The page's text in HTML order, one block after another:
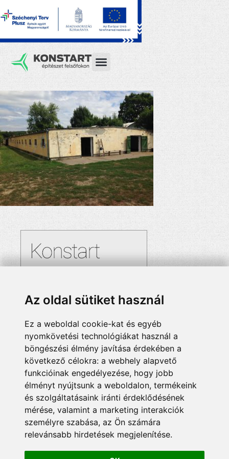
Az oldal sütiket használ
Ez a weboldal cookie-kat és egyéb
nyomkövetési technológiákat használ a
böngészési élmény javítása érdekében a
következő célokra: a webhely alapvető
funkcióinak engedélyezése, hogy jobb
élményt nyújtsunk a weboldalon, termékeink
és szolgáltatásaink iránti érdeklődésének
mérése, valamint a marketing interakciók
személyre szabása, az Ön számára
relevánsabb hirdetések megjelenítése.